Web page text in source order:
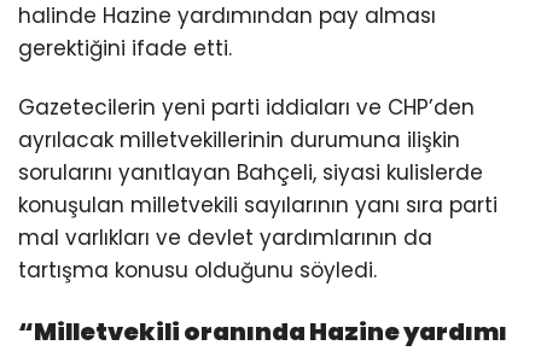
halinde Hazine yardımından pay alması
gerektiğini ifade etti.
Gazetecilerin yeni parti iddiaları ve CHP’den
ayrılacak milletvekillerinin durumuna ilişkin
sorularını yanıtlayan Bahçeli, siyasi kulislerde
konuşulan milletvekili sayılarının yanı sıra parti
mal varlıkları ve devlet yardımlarının da
tartışma konusu olduğunu söyledi.
“Milletvekili oranında Hazine yardımı